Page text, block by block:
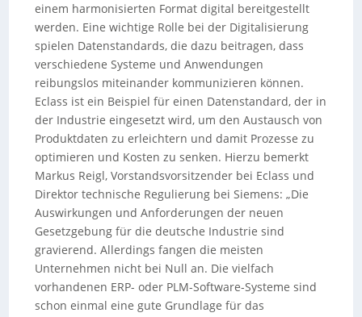
einem harmonisierten Format digital bereitgestellt
werden. Eine wichtige Rolle bei der Digitalisierung
spielen Datenstandards, die dazu beitragen, dass
verschiedene Systeme und Anwendungen
reibungslos miteinander kommunizieren können.
Eclass ist ein Beispiel für einen Datenstandard, der in
der Industrie eingesetzt wird, um den Austausch von
Produktdaten zu erleichtern und damit Prozesse zu
optimieren und Kosten zu senken. Hierzu bemerkt
Markus Reigl, Vorstandsvorsitzender bei Eclass und
Direktor technische Regulierung bei Siemens: „Die
Auswirkungen und Anforderungen der neuen
Gesetzgebung für die deutsche Industrie sind
gravierend. Allerdings fangen die meisten
Unternehmen nicht bei Null an. Die vielfach
vorhandenen ERP- oder PLM-Software-Systeme sind
schon einmal eine gute Grundlage für das